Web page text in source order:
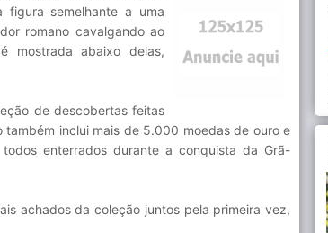
figura semelhante a uma
romano cavalgando ao
mostrada abaixo delas,
de descobertas feitas
inclui mais de 5.000 moedas de ouro e
enterrados durante a conquista da Grã-
achados da coleção juntos pela primeira vez,